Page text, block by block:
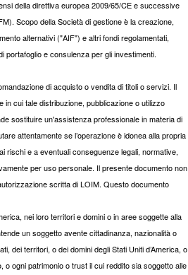
della direttiva europea 2009/65/CE e successive
Scopo della Società di gestione è la creazione,
alternativi ("AIF") e altri fondi regolamentati,
portafoglio e consulenza per gli investimenti.
di acquisto o vendita di titoli o servizi. Il
cui tale distribuzione, pubblicazione o utilizzo
sostituire un'assistenza professionale in materia di
attentamente se l’operazione è idonea alla propria
rischi e a eventuali conseguenze legali, normative,
per uso personale. Il presente documento non
scritta di LOIM. Questo documento
nei loro territori e domini o in aree soggette alla
un soggetto avente cittadinanza, nazionalità o
dei territori, o dei domini degli Stati Uniti d’America, o
o ogni patrimonio o trust il cui reddito sia soggetto alle